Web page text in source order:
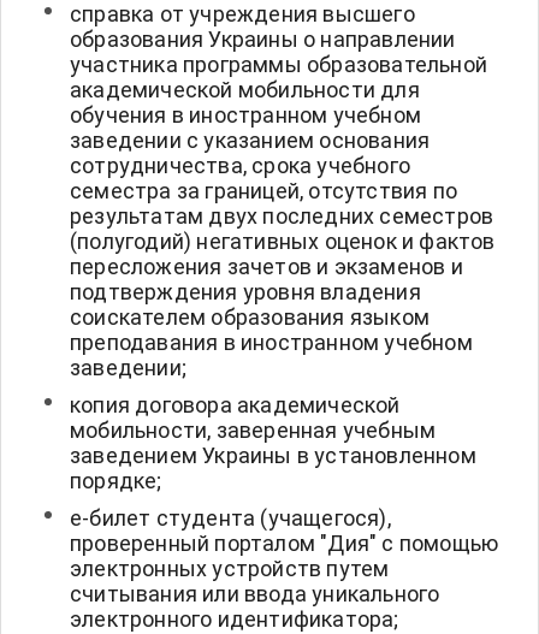
справка от учреждения высшего
образования Украины о направлении
участника программы образовательной
академической мобильности для
обучения в иностранном учебном
заведении с указанием основания
сотрудничества, срока учебного
семестра за границей, отсутствия по
результатам двух последних семестров
(полугодий) негативных оценок и фактов
пересложения зачетов и экзаменов и
подтверждения уровня владения
соискателем образования языком
преподавания в иностранном учебном
заведении;
копия договора академической
мобильности, заверенная учебным
заведением Украины в установленном
порядке;
е-билет студента (учащегося),
проверенный порталом "Дия" с помощью
электронных устройств путем
считывания или ввода уникального
электронного идентификатора;